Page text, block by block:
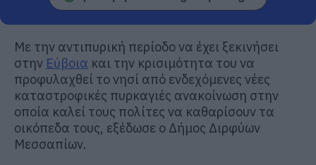
Με την αντιπυρική περίοδο να έχει ξεκινήσει
στην Εύβοια και την κρισιμότητα του να
προφυλαχθεί το νησί από ενδεχόμενες νέες
καταστροφικές πυρκαγιές ανακοίνωση στην
οποία καλεί τους πολίτες να καθαρίσουν τα
οικόπεδα τους, εξέδωσε ο Δήμος Διρφύων
Μεσσαπίων.